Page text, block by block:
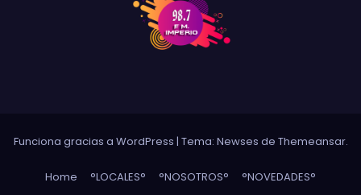
Funciona gracias a WordPress | Tema: Newses de Themeansar.
Home °LOCALES° °NOSOTROS° °NOVEDADES°